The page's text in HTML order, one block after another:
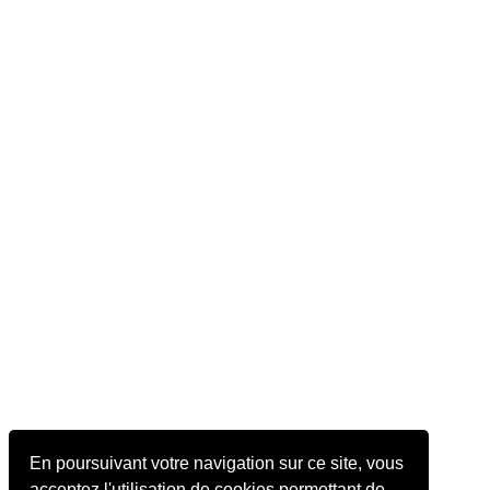
En poursuivant votre navigation sur ce site, vous